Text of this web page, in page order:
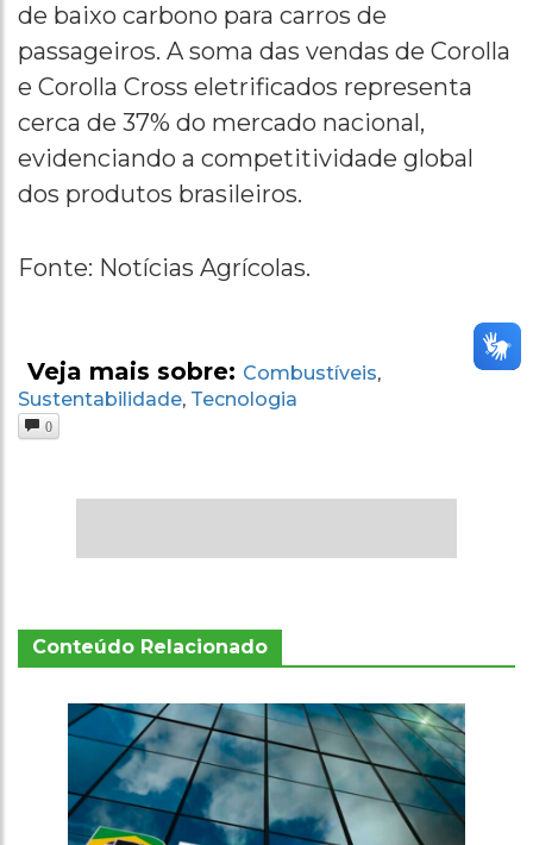
de baixo carbono para carros de
passageiros. A soma das vendas de Corolla
e Corolla Cross eletrificados representa
cerca de 37% do mercado nacional,
evidenciando a competitividade global
dos produtos brasileiros.
Fonte: Notícias Agrícolas.
Veja mais sobre: Combustíveis,
Sustentabilidade, Tecnologia
0
Conteúdo Relacionado